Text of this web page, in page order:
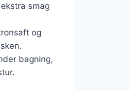
smag
og
bagning,